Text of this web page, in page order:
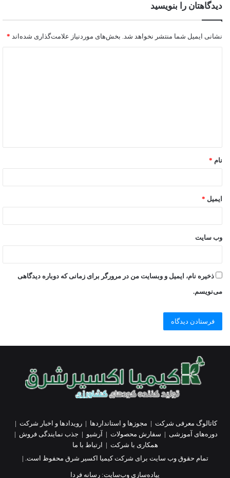
دیدگاهتان را بنویسید
نشانی ایمیل شما منتشر نخواهد شد. بخش‌های موردنیاز علامت‌گذاری شده‌اند *
نام *
ایمیل *
وب‌ سایت
ذخیره نام، ایمیل و وبسایت من در مرورگر برای زمانی که دوباره دیدگاهی
می‌نویسم.
کاتالوگ معرفی شرکت | مجوزها و استانداردها |رویدادها و اخبار شرکت |
دوره‌های آموزشی | سفارش محصولات | آرشیو | جذب نمایندگی فروش |
همکاری با شرکت |
ارتباط با ما
تمام حقوق وب سایت برای شرکت کیمیا اکسیر شرق محفوظ است. |
پیاده‌سازی وب‌سایت: رسانه فردا